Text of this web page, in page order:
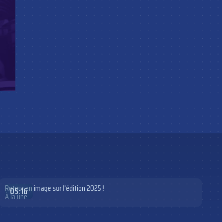
05:16
Retour en image sur l'édition 2025 !
À la une